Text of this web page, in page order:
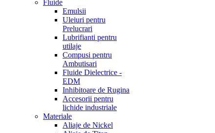
Fluide
Emulsii
Uleiuri pentru
Prelucrari
Lubrifianti pentru
utilaje
Compusi pentru
Ambutisari
Fluide Dielectrice -
EDM
Inhibitoare de Rugina
Accesorii pentru
lichide industriale
Materiale
Aliaje de Nickel